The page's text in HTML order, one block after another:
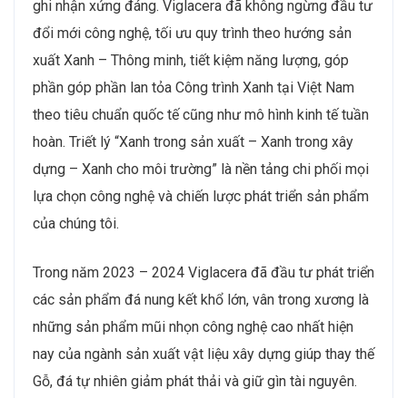
ghi nhận xứng đáng. Viglacera đã không ngừng đầu tư
đổi mới công nghệ, tối ưu quy trình theo hướng sản
xuất Xanh – Thông minh, tiết kiệm năng lượng, góp
phần góp phần lan tỏa Công trình Xanh tại Việt Nam
theo tiêu chuẩn quốc tế cũng như mô hình kinh tế tuần
hoàn. Triết lý “Xanh trong sản xuất – Xanh trong xây
dựng – Xanh cho môi trường” là nền tảng chi phối mọi
lựa chọn công nghệ và chiến lược phát triển sản phẩm
của chúng tôi.
Trong năm 2023 – 2024 Viglacera đã đầu tư phát triển
các sản phẩm đá nung kết khổ lớn, vân trong xương là
những sản phẩm mũi nhọn công nghệ cao nhất hiện
nay của ngành sản xuất vật liệu xây dựng giúp thay thế
Gỗ, đá tự nhiên giảm phát thải và giữ gìn tài nguyên.